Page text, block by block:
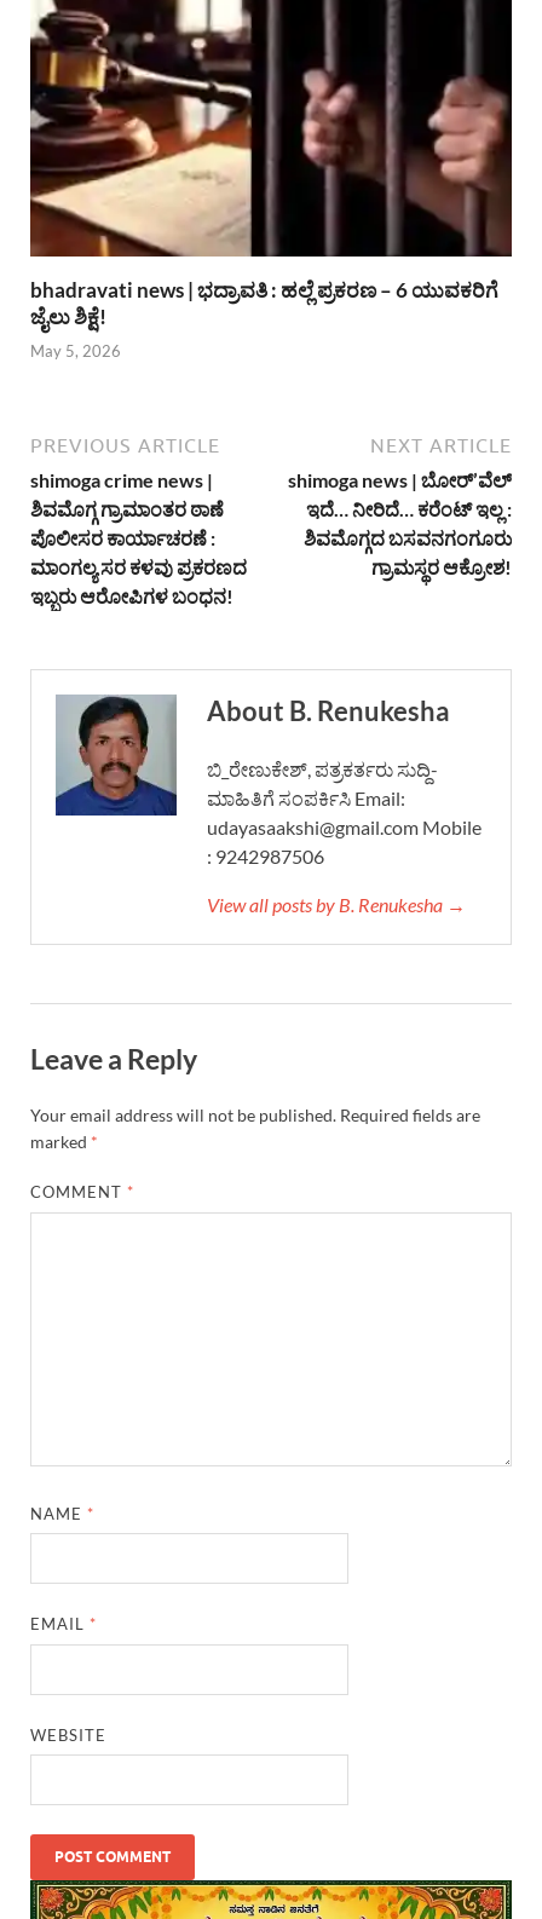
bhadravati news | ಭದ್ರಾವತಿ : ಹಲ್ಲೆ ಪ್ರಕರಣ – 6 ಯುವಕರಿಗೆ
ಜೈಲು ಶಿಕ್ಷೆ!
May 5, 2026
PREVIOUS ARTICLE
shimoga crime news |
ಶಿವಮೊಗ್ಗ ಗ್ರಾಮಾಂತರ ಠಾಣೆ
ಪೊಲೀಸರ ಕಾರ್ಯಾಚರಣೆ :
ಮಾಂಗಲ್ಯ ಸರ ಕಳವು ಪ್ರಕರಣದ
ಇಬ್ಬರು ಆರೋಪಿಗಳ ಬಂಧನ!
NEXT ARTICLE
shimoga news | ಬೋರ್’ವೆಲ್
ಇದೆ… ನೀರಿದೆ… ಕರೆಂಟ್ ಇಲ್ಲ :
ಶಿವಮೊಗ್ಗದ ಬಸವನಗಂಗೂರು
ಗ್ರಾಮಸ್ಥರ ಆಕ್ರೋಶ!
About B. Renukesha
ಬಿ_ರೇಣುಕೇಶ್, ಪತ್ರಕರ್ತರು ಸುದ್ದಿ-
ಮಾಹಿತಿಗೆ ಸಂಪರ್ಕಿಸಿ Email:
udayasaakshi@gmail.com Mobile
: 9242987506
View all posts by B. Renukesha →
Leave a Reply
Your email address will not be published. Required fields are
marked *
COMMENT *
NAME *
EMAIL *
WEBSITE